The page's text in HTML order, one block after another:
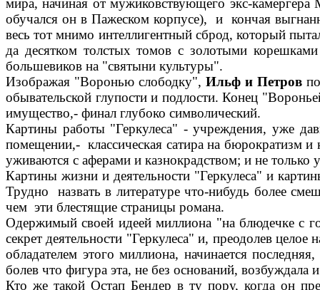
мира, начиная от мужиковствующего экс-
обучался он в Пажеском корпусе), и кончая
весь тот мнимо интеллигентный сброд, который
да десятком толстых томов с золотыми
большевиков на "святыни культуры".
Изображая "Воронью слободку", Ильф и Петров
обывательской глупости и подлости. Конец
имущество,- финал глубоко символический.
Картины работы "Геркулеса" - учреждения, уже
помещении,- классическая сатира на бюрократизм
уживаются с аферами и казнокрадством; и не
Картины жизни и деятельности "Геркулеса" и
Трудно назвать в литературе что-нибудь более
чем эти блестящие страницы романа.
Одержимый своей идеей миллиона "на блюдечке с
секрет деятельности "Геркулеса" и, преодолев
обладателем этого миллиона, начинается
болев что фигура эта, не без оснований, возбуждала
Кто же такой Остап Бендер в ту пору, когда он